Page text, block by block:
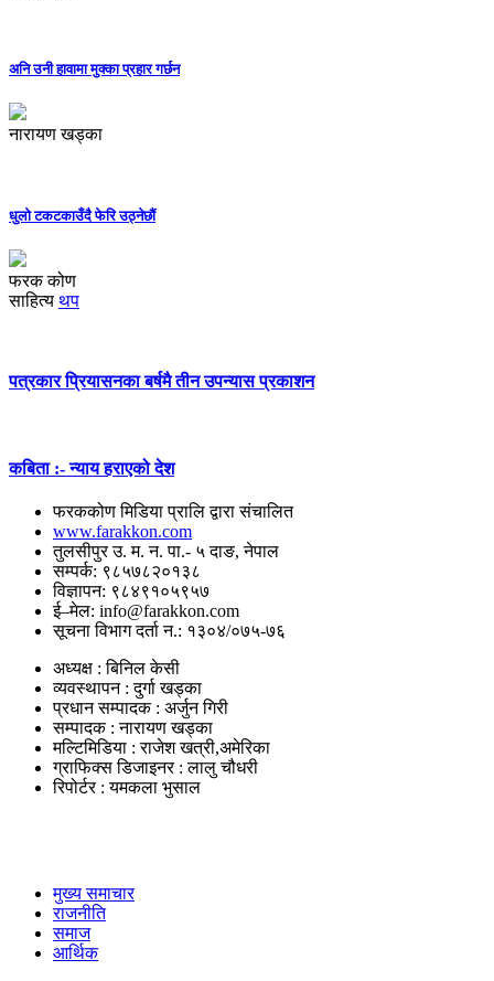
अनि उनी हावामा मुक्का प्रहार गर्छन
नारायण खड्का
धुलो टकटकाउँदै फेरि उठ्नेछौं
फरक कोण
साहित्य थप
पत्रकार प्रियासनका बर्षमै तीन उपन्यास प्रकाशन
कबिता :- न्याय हराएको देश
फरककोण मिडिया प्रालि द्वारा संचालित
www.farakkon.com
तुलसीपुर उ. म. न. पा.- ५ दाङ, नेपाल
सम्पर्क: ९८५७८२०१३८
विज्ञापन: ९८४९१०५९५७
ई–मेल: info@farakkon.com
सूचना विभाग दर्ता न.: १३०४/०७५-७६
अध्यक्ष : बिनिल केसी
व्यवस्थापन : दुर्गा खड्का
प्रधान सम्पादक : अर्जुन गिरी
सम्पादक : नारायण खड्का
मल्टिमिडिया : राजेश खत्री,अमेरिका
ग्राफिक्स डिजाइनर : लालु चौधरी
रिपोर्टर : यमकला भुसाल
मुख्य समाचार
राजनीति
समाज
आर्थिक